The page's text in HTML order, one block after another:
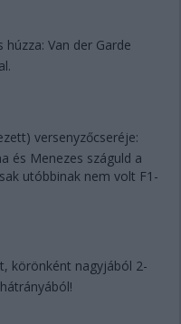
Van der Garde
versenyzőcseréje:
és Menezes száguld a
utóbbinak nem volt F1-
körönként nagyjából 2-